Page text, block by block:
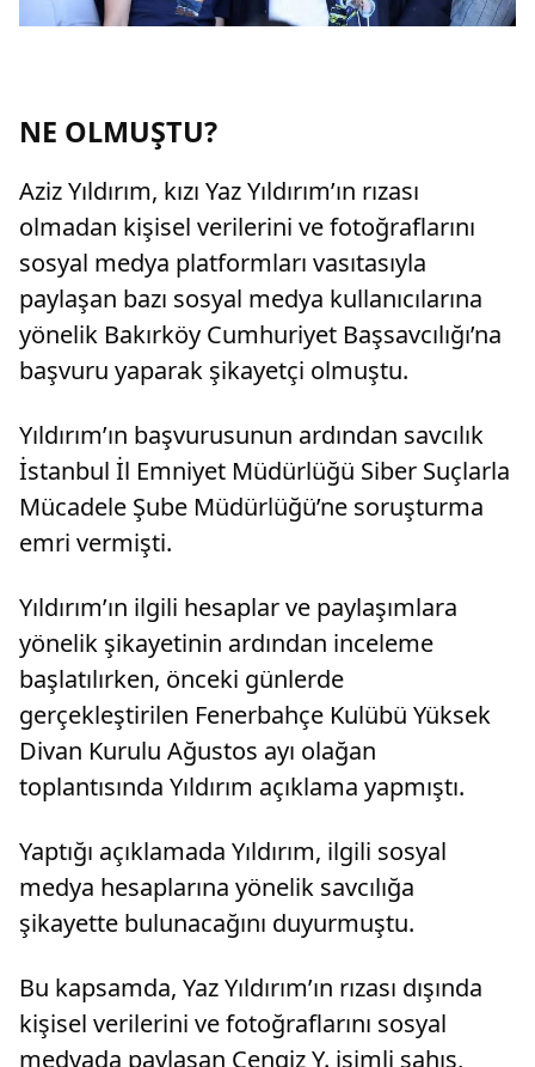
NE OLMUŞTU?
Aziz Yıldırım, kızı Yaz Yıldırım’ın rızası
olmadan kişisel verilerini ve fotoğraflarını
sosyal medya platformları vasıtasıyla
paylaşan bazı sosyal medya kullanıcılarına
yönelik Bakırköy Cumhuriyet Başsavcılığı’na
başvuru yaparak şikayetçi olmuştu.
Yıldırım’ın başvurusunun ardından savcılık
İstanbul İl Emniyet Müdürlüğü Siber Suçlarla
Mücadele Şube Müdürlüğü’ne soruşturma
emri vermişti.
Yıldırım’ın ilgili hesaplar ve paylaşımlara
yönelik şikayetinin ardından inceleme
başlatılırken, önceki günlerde
gerçekleştirilen Fenerbahçe Kulübü Yüksek
Divan Kurulu Ağustos ayı olağan
toplantısında Yıldırım açıklama yapmıştı.
Yaptığı açıklamada Yıldırım, ilgili sosyal
medya hesaplarına yönelik savcılığa
şikayette bulunacağını duyurmuştu.
Bu kapsamda, Yaz Yıldırım’ın rızası dışında
kişisel verilerini ve fotoğraflarını sosyal
medyada paylaşan Cengiz Y. isimli şahıs,